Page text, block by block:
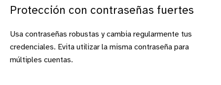
Protección con contraseñas fuertes
Usa contraseñas robustas y cambia regularmente tus
credenciales. Evita utilizar la misma contraseña para
múltiples cuentas.